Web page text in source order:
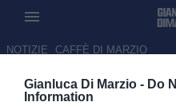
Gianluca Di Marzio - Do
Information
NOTIZIE CAFFÈ DI MARZIO
Lukaku in